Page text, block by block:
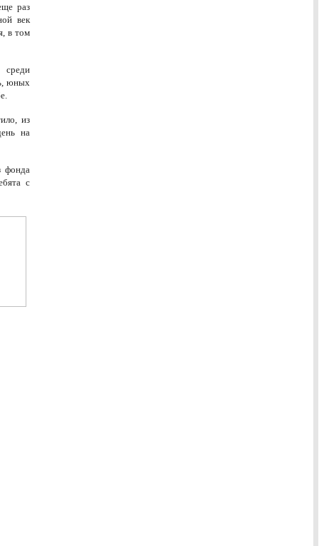
раз
век
в том
юных
из
на
фонда
с